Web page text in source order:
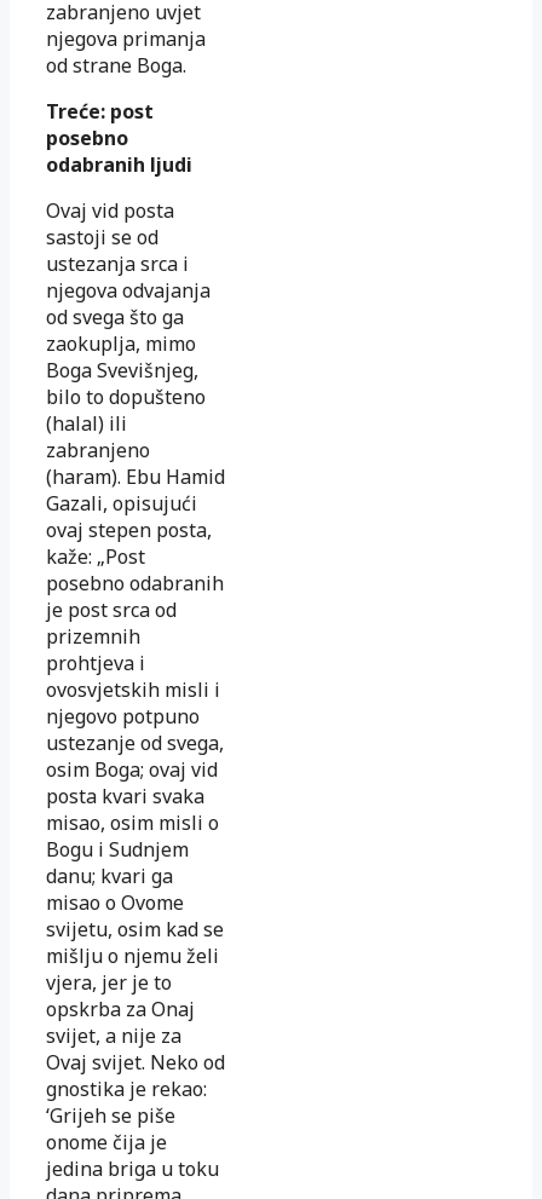
zabranjeno uvjet
njegova primanja
od strane Boga.
Treće: post
posebno
odabranih ljudi
Ovaj vid posta
sastoji se od
ustezanja srca i
njegova odvajanja
od svega što ga
zaokuplja, mimo
Boga Svevišnjeg,
bilo to dopušteno
(halal) ili
zabranjeno
(haram). Ebu Hamid
Gazali, opisujući
ovaj stepen posta,
kaže: „Post
posebno odabranih
je post srca od
prizemnih
prohtjeva i
ovosvjetskih misli i
njegovo potpuno
ustezanje od svega,
osim Boga; ovaj vid
posta kvari svaka
misao, osim misli o
Bogu i Sudnjem
danu; kvari ga
misao o Ovome
svijetu, osim kad se
mišlju o njemu želi
vjera, jer je to
opskrba za Onaj
svijet, a nije za
Ovaj svijet. Neko od
gnostika je rekao:
‘Grijeh se piše
onome čija je
jedina briga u toku